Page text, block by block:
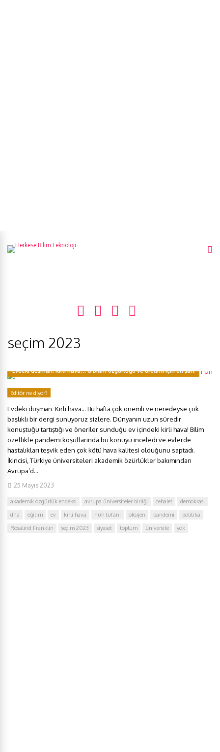
seçim 2023
Evdeki düşman: Kirli hava… & Bilim özgürlüğü ve üretimi için ön şart
Editör ne diyor?
Evdeki düşman: Kirli hava… Bu hafta çok önemli ve neredeyse çok
başlıklı bir dergi sunuyoruz sizlere. Dünyanın uzun süredir
konuştuğu tartıştığı ve öneriler sunduğu ev içindeki kirli hava! Bilim
özellikle pandemi koşullarında bu konuyu inceledi ve evlerde
hastalıkları teşvik eden çok kötü hava kalitesi olduğunu saptadı.
İkincisi, Türkiye üniversiteleri akademik özürlükler bakımından
Avrupa’d...
25 Mayıs 2023
akademik özgürlük endeksi avrupa üniversiteler birliği cehalet
demokrasi
dna
eğitim ev kirli hava nuh tufanı oksijen pandemi
politika
Rosalind Franklin
seçim 2023 siyaset toplum üniversite yok